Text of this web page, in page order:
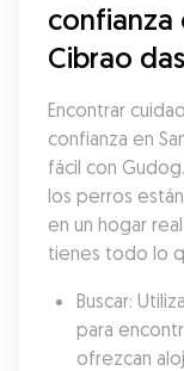
confianza
Cibrao
Encontrar
confianza en
fácil con
los perros
en un hogar
tienes todo lo
Buscar:
para
ofrezcan